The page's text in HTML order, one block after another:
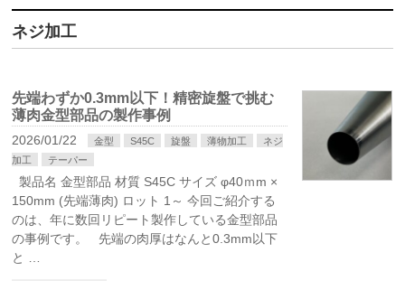
ネジ加工
先端わずか0.3mm以下！精密旋盤で挑む
薄肉金型部品の製作事例
2026/01/22 金型 S45C 旋盤 薄物加工
ネジ
加工
テーパー
製品名 金型部品 材質 S45C サイズ φ40ｍm ×
150mm (先端薄肉) ロット 1～ 今回ご紹介する
のは、年に数回リピート製作している金型部品
の事例です。 先端の肉厚はなんと0.3mm以下
と …